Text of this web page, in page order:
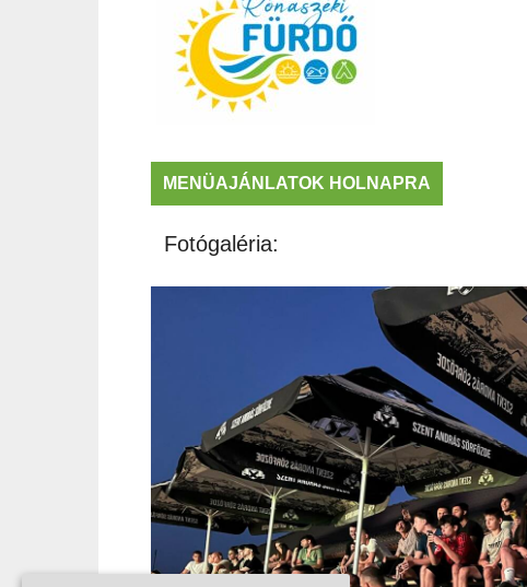
MENÜAJÁNLATOK HOLNAPRA
Fotógaléria: